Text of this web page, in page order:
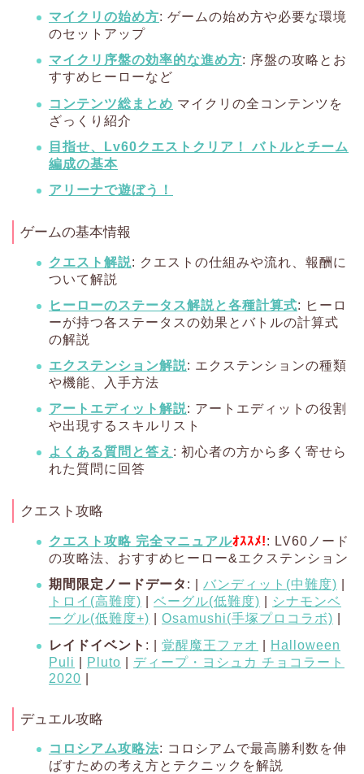
マイクリの始め方: ゲームの始め方や必要な環境
のセットアップ
マイクリ序盤の効率的な進め方: 序盤の攻略とお
すすめヒーローなど
コンテンツ総まとめ マイクリの全コンテンツを
ざっくり紹介
目指せ、Lv60クエストクリア！ バトルとチーム
編成の基本
アリーナで遊ぼう！
ゲームの基本情報
クエスト解説: クエストの仕組みや流れ、報酬に
ついて解説
ヒーローのステータス解説と各種計算式: ヒーロ
ーが持つ各ステータスの効果とバトルの計算式
の解説
エクステンション解説: エクステンションの種類
や機能、入手方法
アートエディット解説: アートエディットの役割
や出現するスキルリスト
よくある質問と答え : 初心者の方から多く寄せら
れた質問に回答
クエスト攻略
クエスト攻略 完全マニュアルｵｽｽﾒ!: LV60ノード
の攻略法、おすすめヒーロー&エクステンション
期間限定ノードデータ : | バンディット(中難度)
トロイ(高難度)
ベーグル(低難度)
シナモンベ
ーグル(低難度+)
Osamushi(手塚プロコラボ)
レイドイベント : | 覚醒魔王ファオ
Halloween
Puli
Pluto
ディープ・ヨシュカ チョコラート
2020
デュエル攻略
コロシアム攻略法: コロシアムで最高勝利数を伸
ばすための考え方とテクニックを解説